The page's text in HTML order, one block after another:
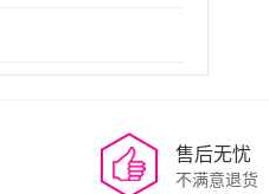
售后无忧
不满意退货